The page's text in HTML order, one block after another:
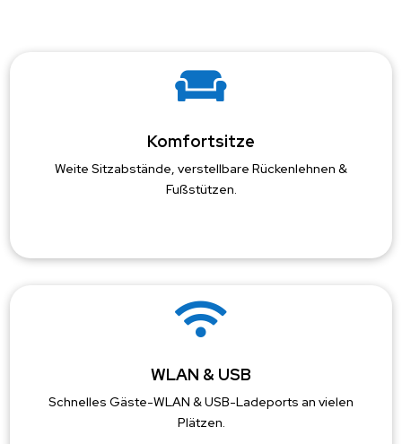

Komfortsitze
Weite Sitzabstände, verstellbare Rückenlehnen &
Fußstützen.

WLAN & USB
Schnelles Gäste-WLAN & USB-Ladeports an vielen
Plätzen.